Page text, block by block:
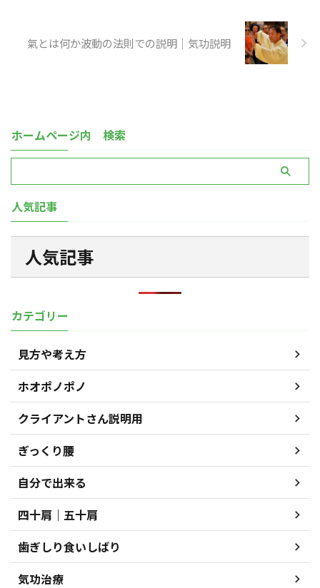
氣とは何か波動の法則での説明｜気功説明
ホームページ内 検索
人気記事
人気記事
カテゴリー
見方や考え方
ホオポノポノ
クライアントさん説明用
ぎっくり腰
自分で出来る
四十肩｜五十肩
歯ぎしり食いしばり
気功治療